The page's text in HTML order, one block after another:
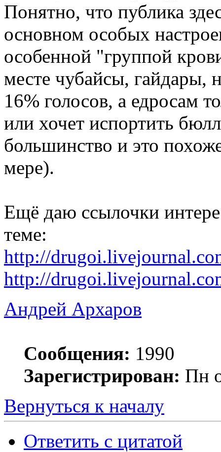
Понятно, что публика
основном особых
особенной "группой
месте чубайсы, гайдары,
16% голосов, а едросам
или хочет испортить
большинство и это
мере).
Ещё даю ссылочки
теме:
http://
http://
Андрей Архаров
Сообщения: 1990
Зарегистрирован: Пн
Вернуться к началу
Ответить с цитатой